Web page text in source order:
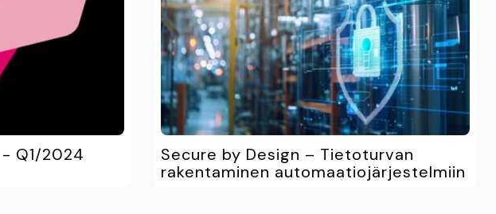
Q1/2024
Secure by Design – Tietoturvan
rakentaminen automaatiojärjestelmiin